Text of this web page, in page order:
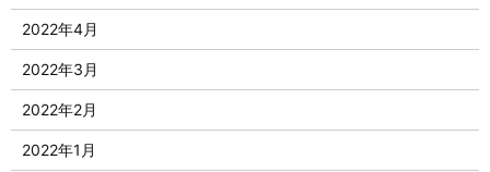
2022年4月
2022年3月
2022年2月
2022年1月